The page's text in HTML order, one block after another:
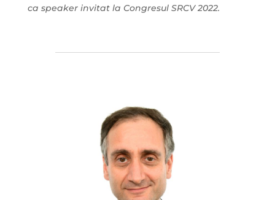
ca speaker invitat la Congresul SRCV 2022.